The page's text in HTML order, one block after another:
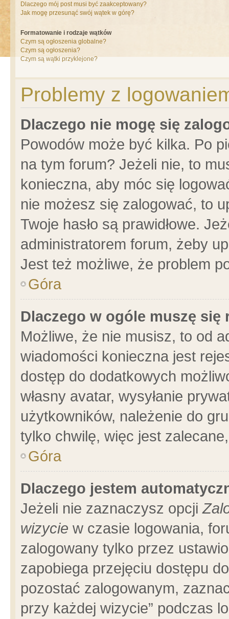
Dlaczego mój post musi być zaakceptowany?
Jak mogę przesunąć swój wątek w górę?
Formatowanie i rodzaje wątków
Czym są ogłoszenia globalne?
Czym są ogłoszenia?
Czym są wątki przyklejone?
Problemy z
Dlaczego nie mogę się
Powodów może być kilka. Po
na tym forum? Jeżeli nie, to
konieczna, aby móc się
nie możesz się zalogować, to
Twoje hasło są prawidłowe.
administratorem forum, żeby
Jest też możliwe, że problem
Góra
Dlaczego w ogóle muszę się
Możliwe, że nie musisz, to od
wiadomości konieczna jest
dostęp do dodatkowych
własny avatar, wysyłanie
użytkowników, należenie do
tylko chwilę, więc jest
Góra
Dlaczego jestem
Jeżeli nie zaznaczysz opcji
wizycie w czasie logowania,
zalogowany tylko przez
zapobiega przejęciu dostępu
pozostać zalogowanym,
przy każdej wizycie” podczas